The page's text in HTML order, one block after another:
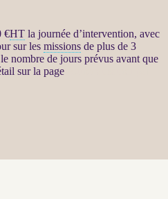
€HTla journée d’intervention, avec
sur les missionsde plus de 3
nombre de jours prévus avant que
sur la page